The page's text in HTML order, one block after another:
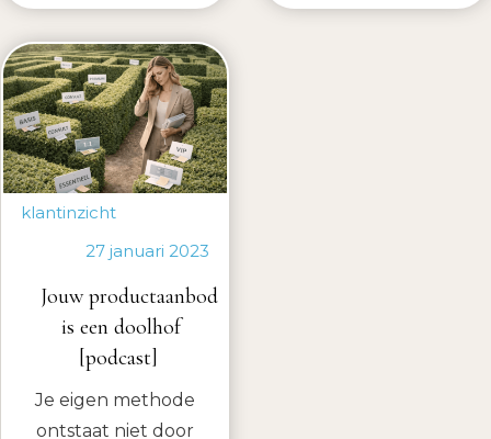
klantinzicht
27 januari 2023
Jouw productaanbod
is een doolhof
[podcast]
Je eigen methode
ontstaat niet door